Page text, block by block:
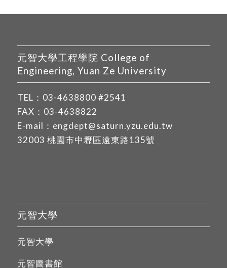
元智大學工程學院 College of
Engineering, Yuan Ze University
TEL： 03-4638800 #2541
FAX：03-4638822
E-mail： engdept@saturn.yzu.edu.tw
32003 桃園市中壢區遠東路135號
元智大學
元智大學
元智圖書館